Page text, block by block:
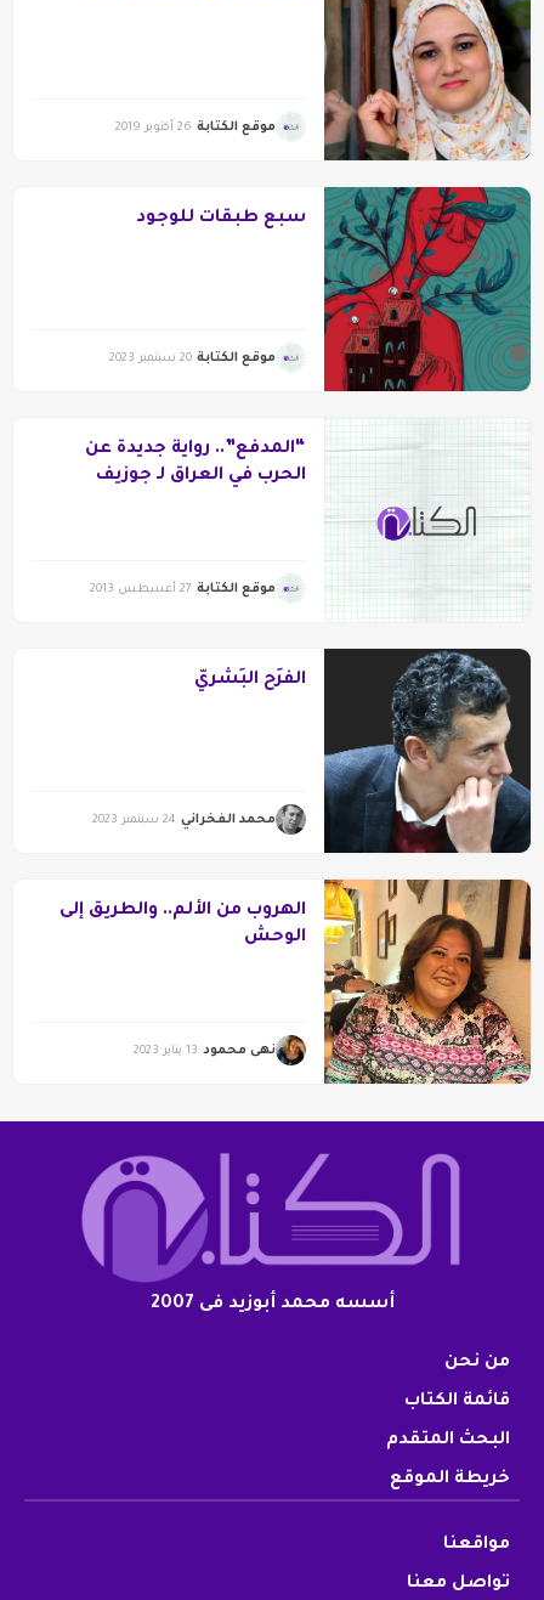
موقع الكتابة 26 أكتوبر 2019
سبع طبقات للوجود
موقع الكتابة 20 سبتمبر 2023
“المدفع”.. رواية جديدة عن
الحرب في العراق لـ جوزيف
موقع الكتابة 27 أغسطس 2013
الفَرَح البَشَريّ
محمد الفخراني 24 سبتمبر 2023
الهروب من الألم.. والطريق إلى
الوحش
نهى محمود 13 يناير 2023
أسسه محمد أبوزيد فى 2007
من نحن
قائمة الكتاب
البحث المتقدم
خريطة الموقع
مواقعنا
تواصل معنا